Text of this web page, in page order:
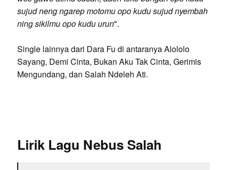
sujud neng ngarep motomu opo kudu sujud nyembah
ning sikilmu opo kudu urun".
Single lainnya dari Dara Fu di antaranya Alololo
Sayang, Demi Cinta, Bukan Aku Tak Cinta, Gerimis
Mengundang, dan Salah Ndeleh Ati.
Lirik Lagu Nebus Salah